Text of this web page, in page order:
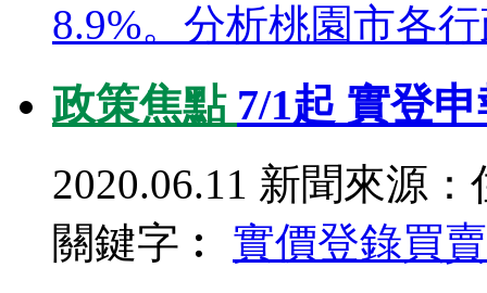
8.9%。分析桃園市各
政策焦點 7/1起 實登
2020.06.11 新聞來源：
關鍵字︰ 實價登錄買